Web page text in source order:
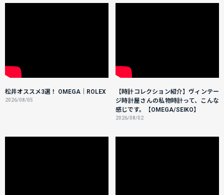
松井オススメ3選！ OMEGA｜ROLEX
2026/08/05
【時計コレクション紹介】ヴィンテー
ジ時計屋さんの私物時計って、こんな
感じです。【OMEGA/SEIKO】
2026/08/02